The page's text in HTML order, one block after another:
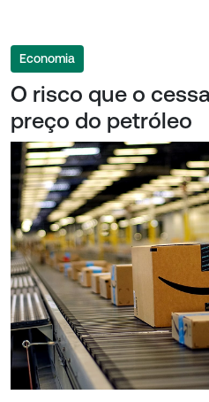
Economia
O risco que o
preço do petróleo